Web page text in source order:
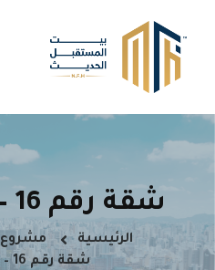
شقة رقم 16 – مشروع 49
الرئيسية مشروع 49
شقة رقم 16 – مشروع 49